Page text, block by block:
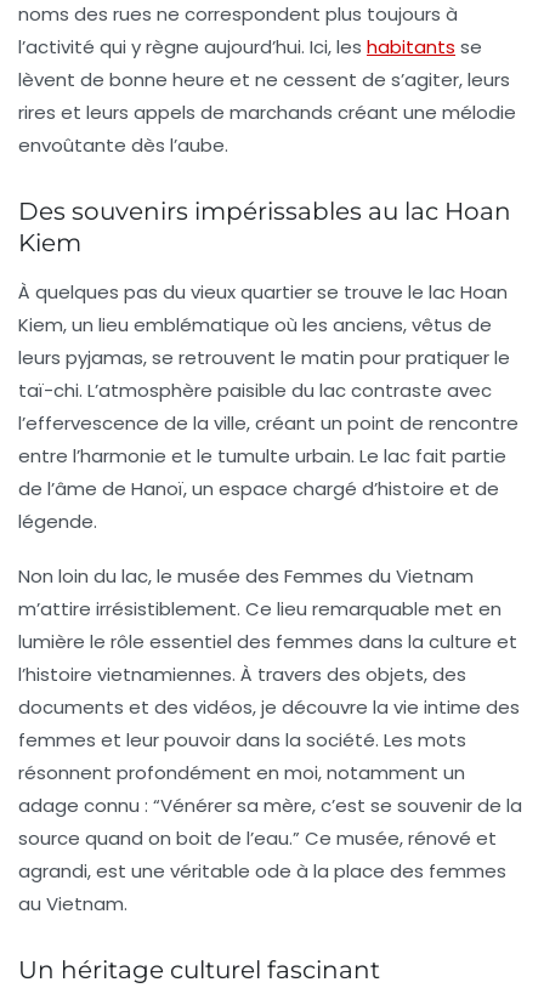
noms des rues ne correspondent plus toujours à
l’activité qui y règne aujourd’hui. Ici, les habitants se
lèvent de bonne heure et ne cessent de s’agiter, leurs
rires et leurs appels de marchands créant une mélodie
envoûtante dès l’aube.
Des souvenirs impérissables au lac Hoan
Kiem
À quelques pas du vieux quartier se trouve le lac Hoan
Kiem, un lieu emblématique où les anciens, vêtus de
leurs pyjamas, se retrouvent le matin pour pratiquer le
taï-chi. L’atmosphère paisible du lac contraste avec
l’effervescence de la ville, créant un point de rencontre
entre l’harmonie et le tumulte urbain. Le lac fait partie
de l’âme de Hanoï, un espace chargé d’histoire et de
légende.
Non loin du lac, le musée des Femmes du Vietnam
m’attire irrésistiblement. Ce lieu remarquable met en
lumière le rôle essentiel des femmes dans la culture et
l’histoire vietnamiennes. À travers des objets, des
documents et des vidéos, je découvre la vie intime des
femmes et leur pouvoir dans la société. Les mots
résonnent profondément en moi, notamment un
adage connu : “Vénérer sa mère, c’est se souvenir de la
source quand on boit de l’eau.” Ce musée, rénové et
agrandi, est une véritable ode à la place des femmes
au Vietnam.
Un héritage culturel fascinant